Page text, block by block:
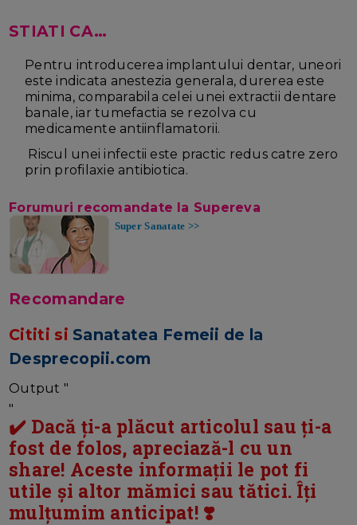
STIATI CA…
Pentru introducerea implantului dentar, uneori
este indicata anestezia generala, durerea este
minima, comparabila celei unei extractii dentare
banale, iar tumefactia se rezolva cu
medicamente antiinflamatorii.
Riscul unei infectii este practic redus catre zero
prin profilaxie antibiotica.
Forumuri recomandate la Supereva
Super Sanatate >>
Recomandare
Cititi si Sanatatea Femeii de la
Desprecopii.com
Output "
"
✔️ Dacă ți-a plăcut articolul sau ți-a
fost de folos, apreciază-l cu un
share! Aceste informații le pot fi
utile și altor mămici sau tătici. Îți
mulțumim anticipat! ❣️